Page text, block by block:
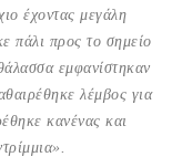
έχοντας μεγάλη
πάλι προς το σημείο
εμφανίστηκαν
λέμβος για
κανένας και